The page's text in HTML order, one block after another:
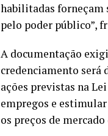
habilitadas forneçam
pelo poder público”,
A documentação
credenciamento será
ações previstas na
empregos e
os preços de